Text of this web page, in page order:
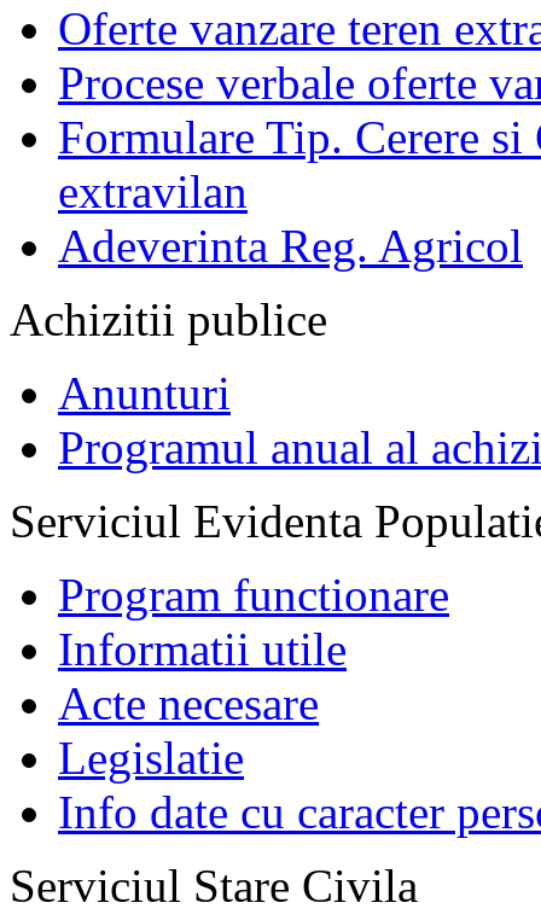
Oferte vanzare teren
Procese verbale oferte
Formulare Tip. Cerere si
extravilan
Adeverinta Reg. Agricol
Achizitii publice
Anunturi
Programul anual al
Serviciul Evidenta
Program functionare
Informatii utile
Acte necesare
Legislatie
Info date cu caracter
Serviciul Stare Civila